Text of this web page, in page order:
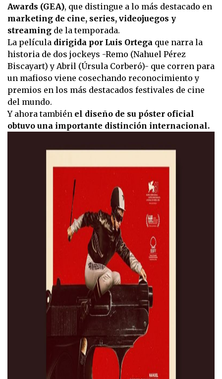
Awards (GEA), que distingue a lo más destacado en
marketing de cine, series, videojuegos y
streaming de la temporada.
La película dirigida por Luis Ortega que narra la
historia de dos jockeys -Remo (Nahuel Pérez
Biscayart) y Abril (Úrsula Corberó)- que corren para
un mafioso viene cosechando reconocimiento y
premios en los más destacados festivales de cine
del mundo.
Y ahora también el diseño de su póster oficial
obtuvo una importante distinción internacional.